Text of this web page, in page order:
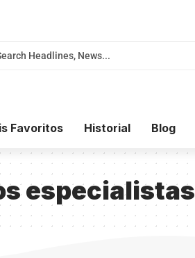
Favoritos Historial Blog
especialistas